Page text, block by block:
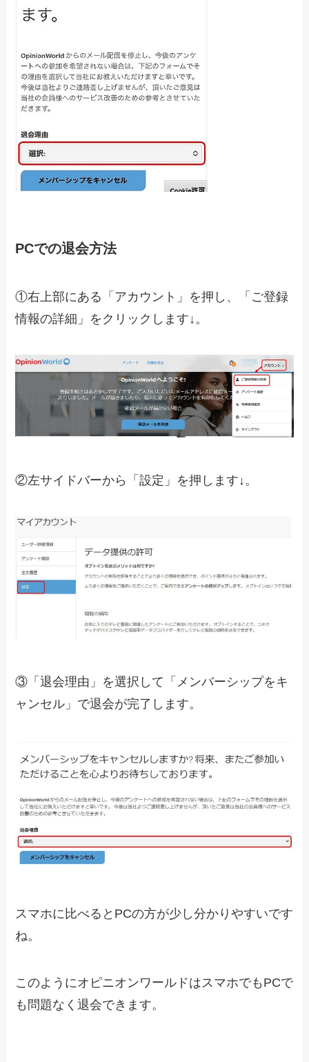
PCでの退会方法
①右上部にある「アカウント」を押し、「ご登録
情報の詳細」をクリックします↓。
②左サイドバーから「設定」を押します↓。
③「退会理由」を選択して「メンバーシップをキ
ャンセル」で退会が完了します。
スマホに比べるとPCの方が少し分かりやすいです
ね。
このようにオピニオンワールドはスマホでもPCで
も問題なく退会できます。